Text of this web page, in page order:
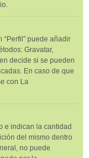
puede añadir
Gravatar,
decide si se pueden
En caso de que
con La
e indican la cantidad
del mismo dentro
no puede